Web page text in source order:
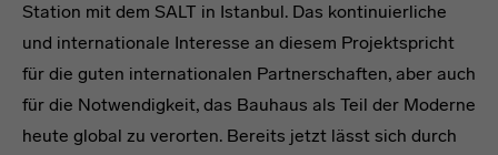
Station mit dem SALT in Istanbul. Das kontinuierliche
und internationale Interesse an diesem Projektspricht
für die guten internationalen Partnerschaften, aber auch
für die Notwendigkeit, das Bauhaus als Teil der Moderne
heute global zu verorten. Bereits jetzt lässt sich durch